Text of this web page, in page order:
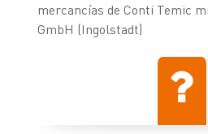
mercancías de Conti Temic
GmbH (Ingolstadt)